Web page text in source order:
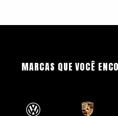
MARCAS QUE VOCÊ